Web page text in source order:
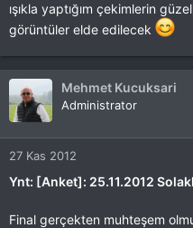
ışıkla yaptığım çekimlerin
görüntüler elde edilecek
Mehmet Kucuksari
Administrator
27 Kas 2012
Ynt: [Anket]: 25.11.2012
Final gerçekten muhteşem